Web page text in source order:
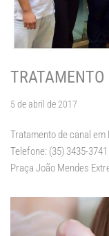
5 de abril de 2017
Tratamento de canal em
Telefone: (35) 3435-
Praça João Mendes